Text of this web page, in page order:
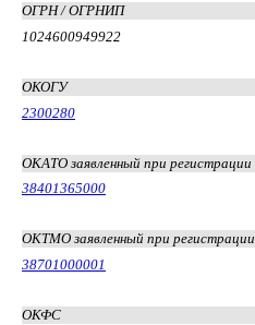
ОГРН / ОГРНИП
1024600949922
ОКОГУ
2300280
ОКАТО заявленный при регистрации
38401365000
ОКТМО заявленный при регистрации
38701000001
ОКФС